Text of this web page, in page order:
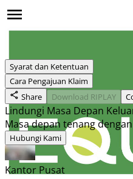
Syarat dan Ketentuan
Cara Pengajuan Klaim
Share
Download RIPLAY
Lindungi Masa Depan
Masa depan tenang
Hubungi Kami
Kantor Pusat